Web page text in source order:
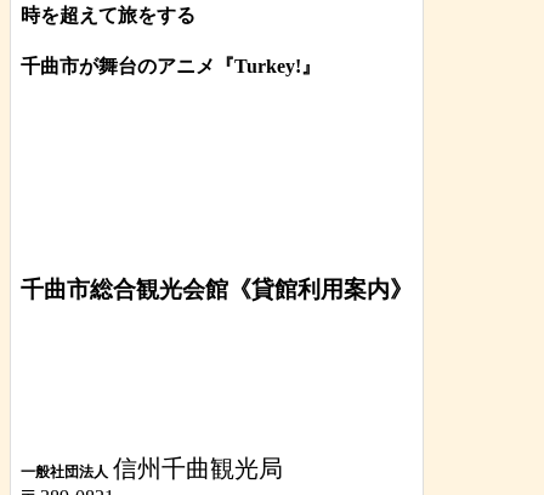
時を超えて旅をする
千曲市が舞台のアニメ『Turkey!』
千曲市総合観光会館《貸館利用案内》
一般社団法人 信州千曲観光局